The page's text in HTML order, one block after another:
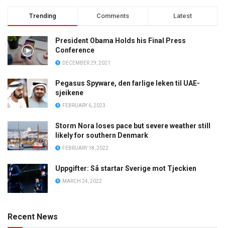
Trending Comments Latest
President Obama Holds his Final Press
Conference
DECEMBER 29, 2021
Pegasus Spyware, den farlige leken til UAE-
sjeikene
FEBRUARY 6, 2023
Storm Nora loses pace but severe weather still
likely for southern Denmark
FEBRUARY 18, 2022
Uppgifter: Så startar Sverige mot Tjeckien
MARCH 24, 2022
Recent News